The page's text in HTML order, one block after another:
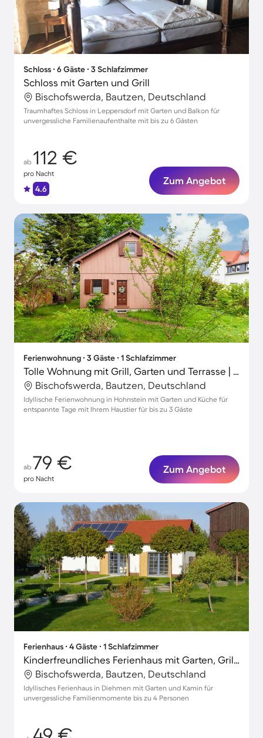
Schloss ∙ 6 Gäste ∙ 3 Schlafzimmer
Schloss mit Garten und Grill
Bischofswerda, Bautzen, Deutschland
Traumhaftes Schloss in Leppersdorf mit Garten und Balkon für
unvergessliche Familienaufenthalte mit bis zu 6 Gästen
ab 112 €
pro Nacht
4.6
Zum Angebot
Ferienwohnung ∙ 3 Gäste ∙ 1 Schlafzimmer
Tolle Wohnung mit Grill, Garten und Terrasse | Hunde erlaubt
Bischofswerda, Bautzen, Deutschland
Idyllische Ferienwohnung in Hohnstein mit Garten und Küche für
entspannte Tage mit Ihrem Haustier für bis zu 3 Gäste
ab 79 €
pro Nacht
Zum Angebot
Ferienhaus ∙ 4 Gäste ∙ 1 Schlafzimmer
Kinderfreundliches Ferienhaus mit Garten, Grill und Terrasse
Bischofswerda, Bautzen, Deutschland
Idyllisches Ferienhaus in Diehmen mit Garten und Kamin für
unvergessliche Familienmomente bis zu 4 Personen